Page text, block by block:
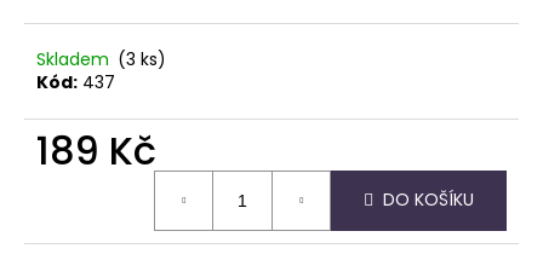
Skladem (3 ks)
Kód: 437
189 Kč
DO KOŠÍKU